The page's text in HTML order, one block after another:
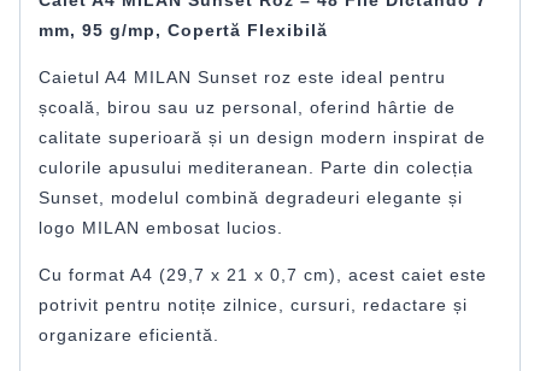
mm, 95 g/mp, Copertă Flexibilă
Caietul A4 MILAN Sunset roz este ideal pentru
școală, birou sau uz personal, oferind hârtie de
calitate superioară și un design modern inspirat de
culorile apusului mediteranean. Parte din colecția
Sunset, modelul combină degradeuri elegante și
logo MILAN embosat lucios.
Cu format A4 (29,7 x 21 x 0,7 cm), acest caiet este
potrivit pentru notițe zilnice, cursuri, redactare și
organizare eficientă.